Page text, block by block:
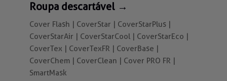
Roupa descartável →
Cover Flash | CoverStar | CoverStarPlus |
CoverStarAir | CoverStarCool | CoverStarEco |
CoverTex | CoverTexFR | CoverBase |
CoverChem | CoverClean | Cover PRO FR |
SmartMask